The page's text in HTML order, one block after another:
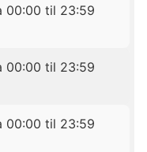
00:00 til 23:59
00:00 til 23:59
00:00 til 23:59